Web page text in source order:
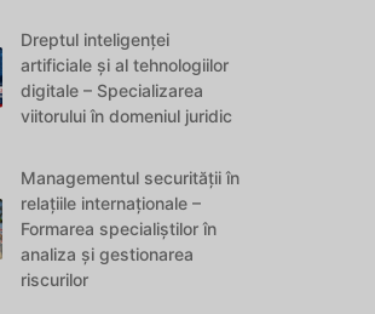
Dreptul inteligenței
artificiale și al tehnologiilor
digitale – Specializarea
viitorului în domeniul juridic
Managementul securității în
relațiile internaționale –
Formarea specialiștilor în
analiza și gestionarea
riscurilor